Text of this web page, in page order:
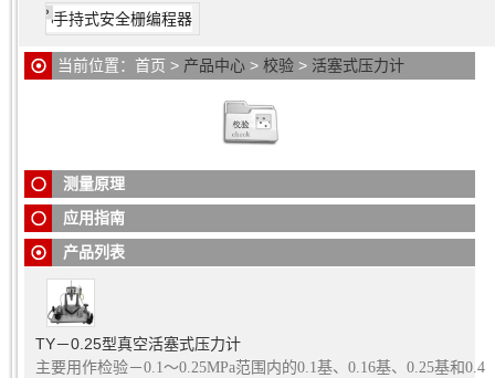
手持式安全栅编程器
当前位置： 首页 > 产品中心 > 校验 > 活塞式压力计
测量原理
接件和当时所承载的标准砝码的质量总和的作用力平衡，还需
通过手摇压力发生器为系统升压（降压）操控，使活塞底盘升
（降）到指定位置。处于这种状态下的系统压力就是益个标准
的压力值。显然，这就是压力概念定义的实践，这益压力量值
的准确程度将完全取决于活塞系统的有效面积和专用砝码的质
量精度。如果需要解除系统的密闭状态，只要通过手摇压力发
针阀即可。可见，这种活塞式压力计的工作原理十分简单.
应用指南
由于采用了新材料、新技术、新工艺，所以新的
定数字压力计、精密压力表、压力变送器、压力传感器等压力
仪器仪表。
产品列表
TY－0.25型真空活塞式压力计
主要用作检验－0.1～0.25MPa范围内的0.1基、0.16基、0.25基和0.4